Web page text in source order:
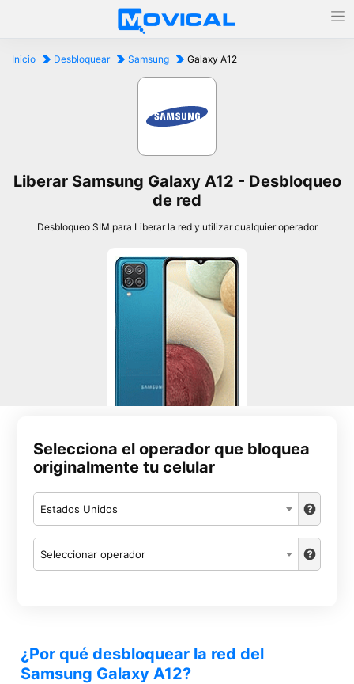
Inicio Desbloquear Samsung Galaxy A12
Liberar Samsung Galaxy A12 - Desbloqueo
de red
Desbloqueo SIM para Liberar la red y utilizar cualquier operador
Selecciona el operador que bloquea
originalmente tu celular
Estados Unidos
Seleccionar operador
¿Por qué desbloquear la red del
Samsung Galaxy A12?